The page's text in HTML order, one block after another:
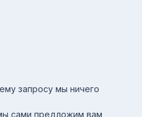
запросу мы ничего
сами предложим вам